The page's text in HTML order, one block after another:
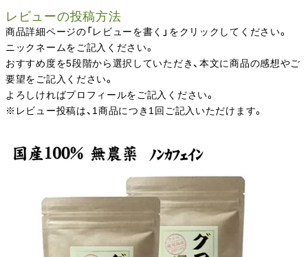
レビューの投稿方法
商品詳細ページの「レビューを書く」をクリックしてください。
ニックネームをご記入ください。
おすすめ度を5段階から選択していただき、本文に商品の感想やご
要望をご記入ください。
よろしければプロフィールをご記入ください。
※レビュー投稿は、1商品につき1回ご記入いただけます。